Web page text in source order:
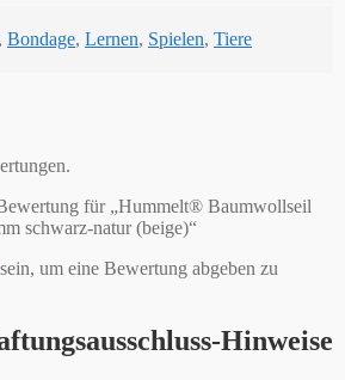
, Bondage, Lernen, Spielen, Tiere
für „Hummelt® Baumwollseil
schwarz-natur (beige)“
sein, um eine Bewertung abgeben zu
Hinweise